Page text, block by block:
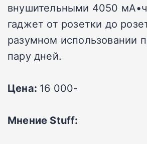
внушительными 4050
гаджет от розетки до
разумном использовании
пару дней.
Цена: 16 000-
Мнение Stuff: